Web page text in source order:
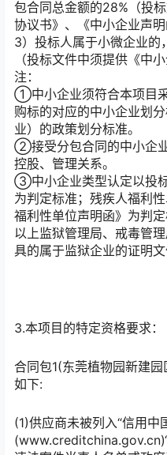
包合同总金额的28%（投
协议书》、《中小企业声明
3）投标人属于小微企业的
（投标文件中须提供《中
注：
①中小企业须符合本项目
购标的对应的中小企业划
业）的政策划分标准。
②接受分包合同的中小企
控股、管理关系。
③中小企业类型认定以投
为判定标准；残疾人福利
福利性单位声明函》为判
以上监狱管理局、戒毒管
具的属于监狱企业的证明文
3.本项目的特定资格要求：
合同包1(东莞植物园新建
如下:
(1)供应商未被列入“信用中